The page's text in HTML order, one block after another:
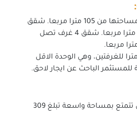
شقق غرفتان تبدا مساحتها من 105 مترا مربعا. شقق
3 غرف تبدا من 155 مترا مربعا. شقق 4 غرف تصل
تبدا من 95 مترا للغرفتين، وهي الوحدة الاقل
للمستثمر الباحث عن ايجار لاحق.
الوحدات الدوبلكس تتمتع بمساحة واسعة تبلغ 309